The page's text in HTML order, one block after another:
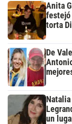
Anita
festejó
torta
De
un